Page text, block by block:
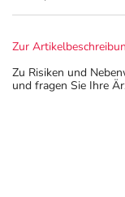
Zur
Zu Risiken und
und fragen Sie Ihre